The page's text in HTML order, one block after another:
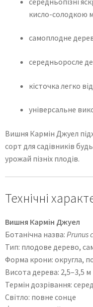
кисло-солодкою
самоплодне
середньоросле
кісточка легко
універсальне
Вишня Кармін Джуел
сорт для садівників
урожай пізніх плодів.
Технічні
Вишня Кармін Джуел
Ботанічна назва: Prunus
Тип: плодове дерево,
Форма крони: округла,
Висота дерева: 2,5–3,5 м
Термін дозрівання:
Світло: повне сонце